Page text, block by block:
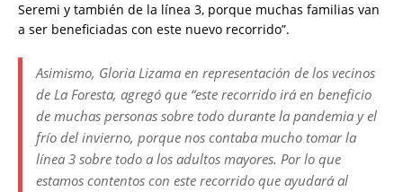
Seremi y también de la línea 3, porque muchas familias van
a ser beneficiadas con este nuevo recorrido”.
Asimismo, Gloria Lizama en representación de los vecinos
de La Foresta, agregó que “este recorrido irá en beneficio
de muchas personas sobre todo durante la pandemia y el
frío del invierno, porque nos contaba mucho tomar la
línea 3 sobre todo a los adultos mayores. Por lo que
estamos contentos con este recorrido que ayudará al